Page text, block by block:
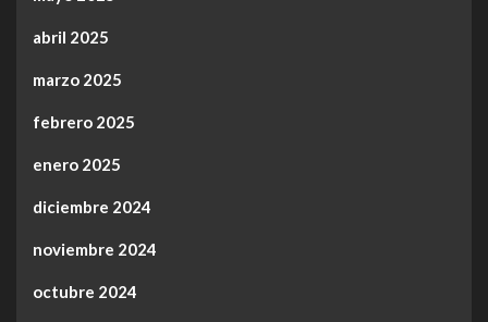
abril 2025
marzo 2025
febrero 2025
enero 2025
diciembre 2024
noviembre 2024
octubre 2024